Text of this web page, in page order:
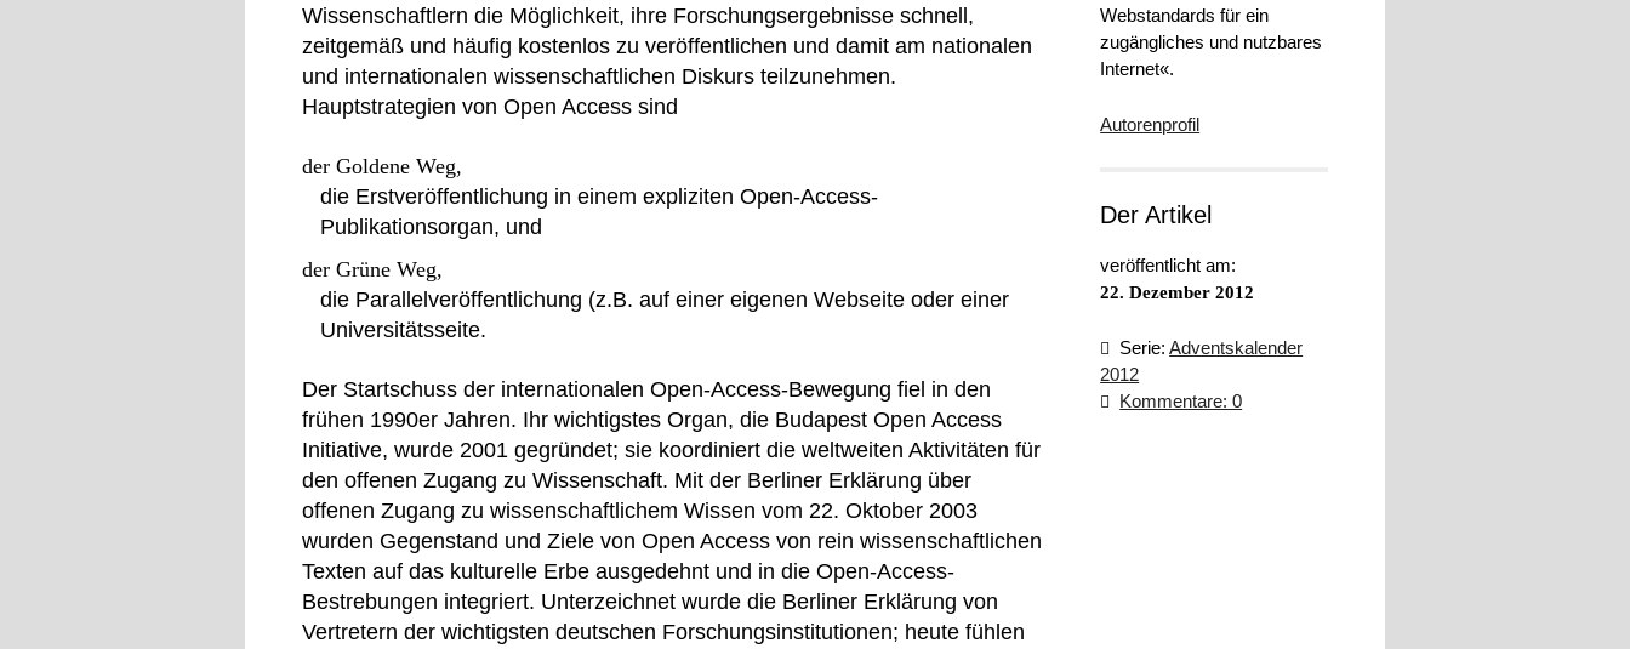
Wissenschaftlern die Möglichkeit, ihre Forschungsergebnisse schnell,
zeitgemäß und häufig kostenlos zu veröffentlichen und damit am nationalen
und internationalen wissenschaftlichen Diskurs teilzunehmen.
Hauptstrategien von Open Access sind
der Goldene Weg,
die Erstveröffentlichung in einem expliziten Open-Access-
Publikationsorgan, und
der Grüne Weg,
die Parallelveröffentlichung (z.B. auf einer eigenen Webseite oder einer
Universitätsseite.
Der Startschuss der internationalen Open-Access-Bewegung fiel in den
frühen 1990er Jahren. Ihr wichtigstes Organ, die Budapest Open Access
Initiative, wurde 2001 gegründet; sie koordiniert die weltweiten Aktivitäten für
den offenen Zugang zu Wissenschaft. Mit der Berliner Erklärung über
offenen Zugang zu wissenschaftlichem Wissen vom 22. Oktober 2003
wurden Gegenstand und Ziele von Open Access von rein wissenschaftlichen
Texten auf das kulturelle Erbe ausgedehnt und in die Open-Access-
Bestrebungen integriert. Unterzeichnet wurde die Berliner Erklärung von
Vertretern der wichtigsten deutschen Forschungsinstitutionen; heute fühlen
Webstandards für ein
zugängliches und nutzbares
Internet«.
Autorenprofil
Der Artikel
veröffentlicht am:
22. Dezember 2012
Serie:Adventskalender
2012
Kommentare: 0